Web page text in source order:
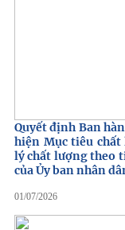
Quyết định Ban
hiện Mục tiêu chất
lý chất lượng theo
của Ủy ban nhân
01/07/2026